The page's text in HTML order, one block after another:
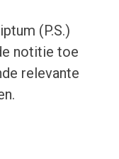
(P.S.)
notitie toe
relevante